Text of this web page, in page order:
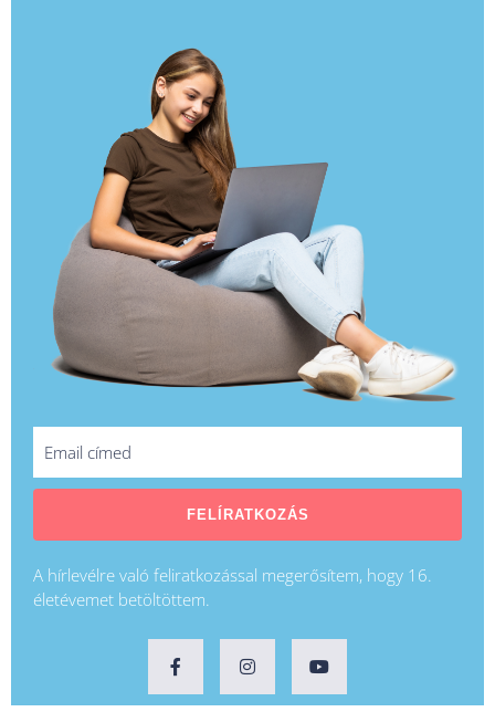
FELÍRATKOZÁS
A hírlevélre való feliratkozással megerősítem, hogy 16.
életévemet betöltöttem.